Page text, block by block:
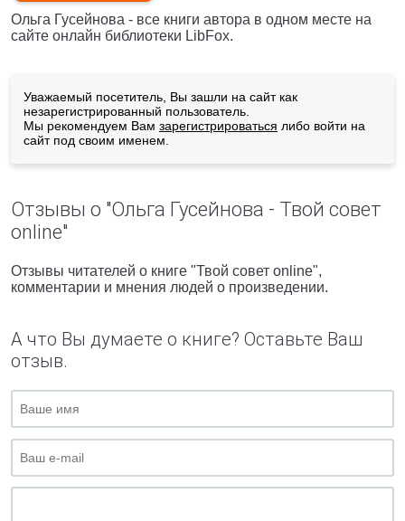
Ольга Гусейнова - все книги автора в одном месте на
сайте онлайн библиотеки LibFox.
Уважаемый посетитель, Вы зашли на сайт как
незарегистрированный пользователь.
Мы рекомендуем Вам зарегистрироваться либо войти на
сайт под своим именем.
Отзывы о "Ольга Гусейнова - Твой совет
online"
Отзывы читателей о книге "Твой совет online",
комментарии и мнения людей о произведении.
А что Вы думаете о книге? Оставьте Ваш
отзыв.